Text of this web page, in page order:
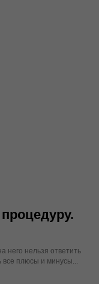
него нельзя ответить
плюсы и минусы...